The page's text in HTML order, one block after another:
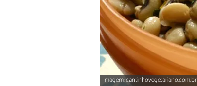
Imagem: cantinhovegetariano.com.br